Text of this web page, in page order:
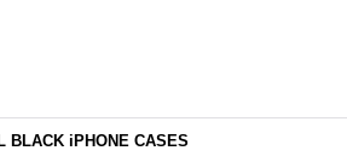
BLACK iPHONE CASES